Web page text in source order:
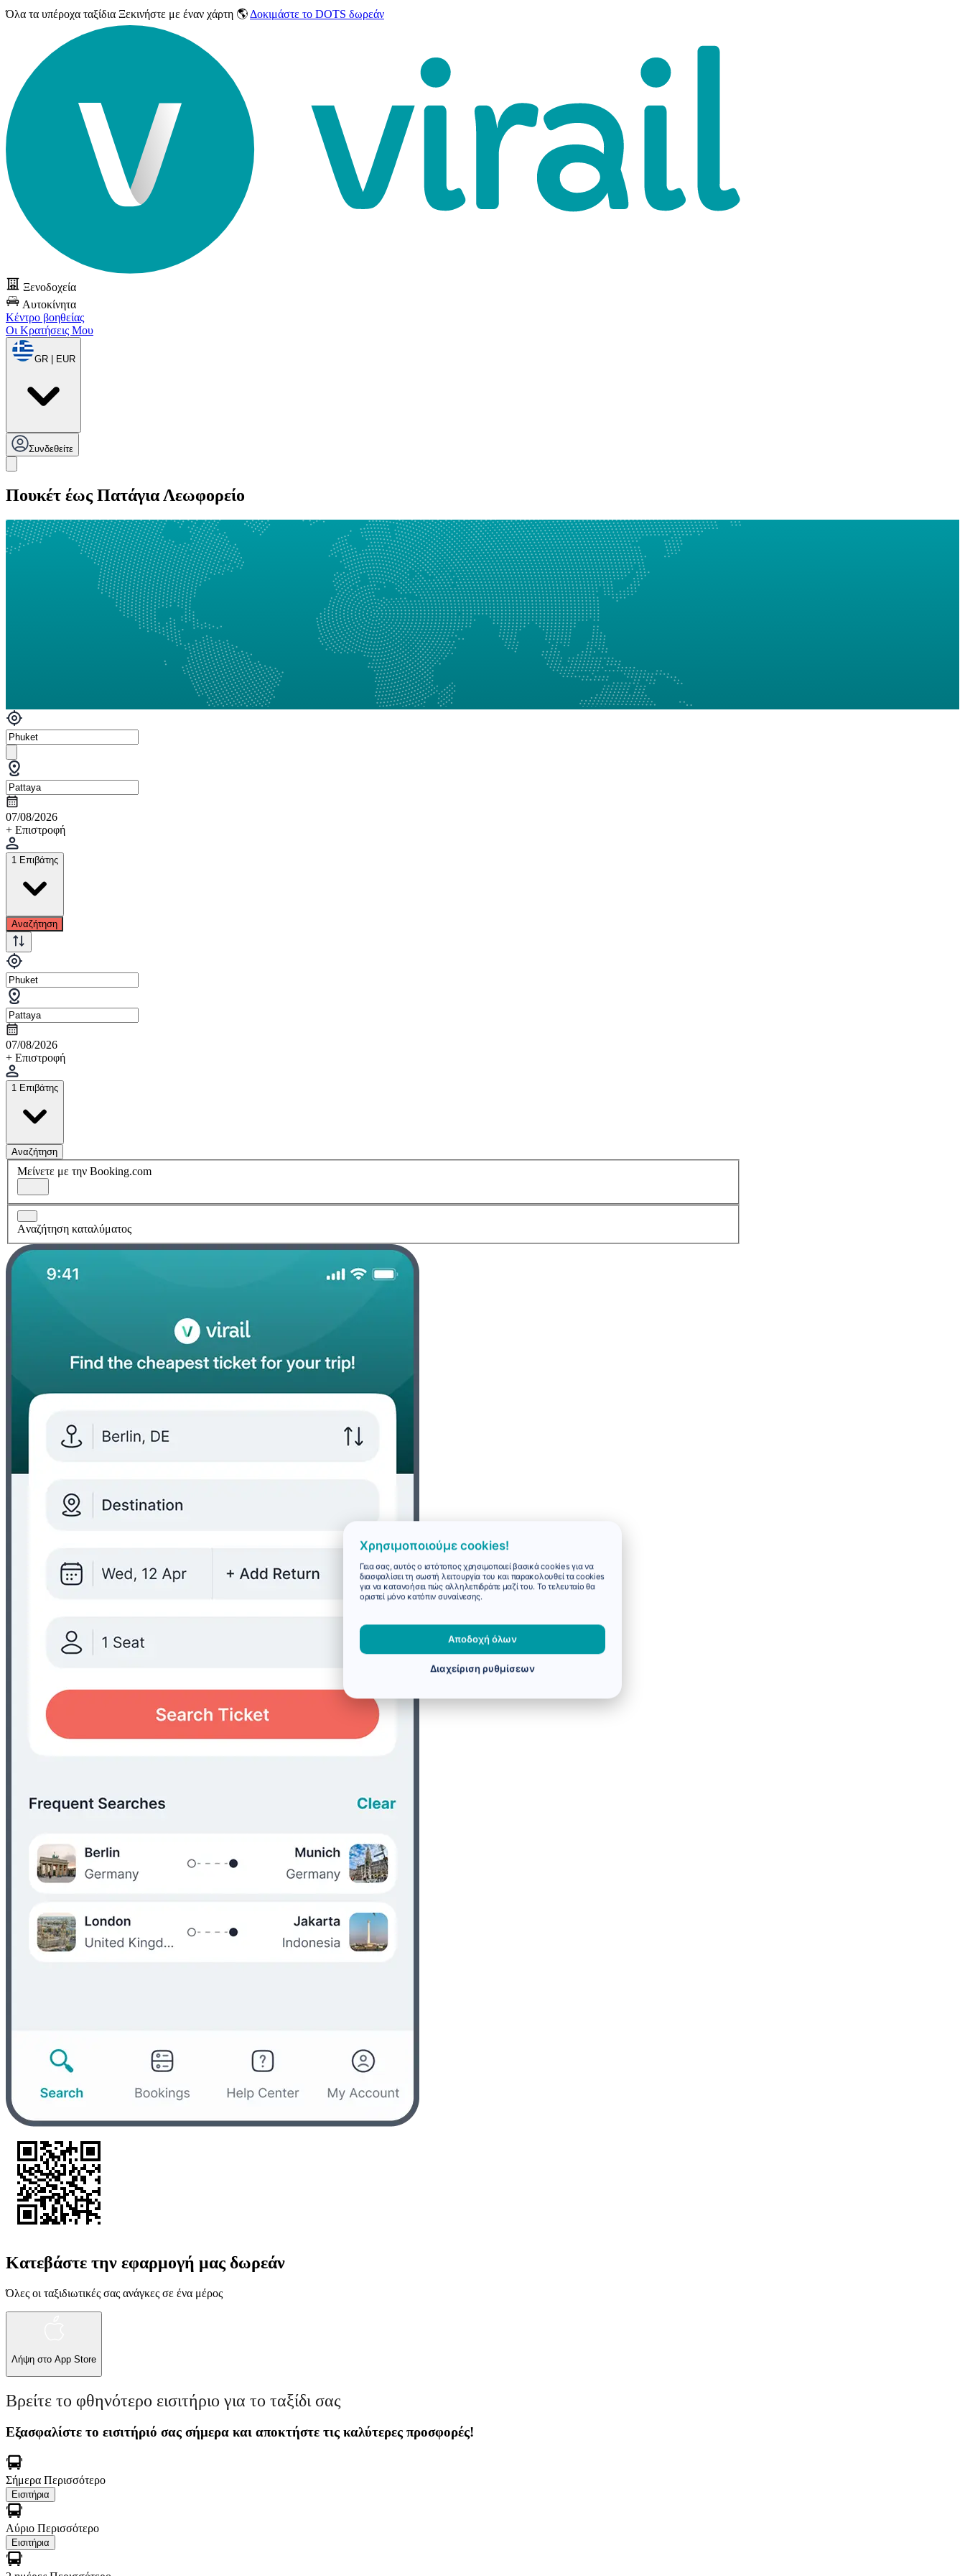
Όλα τα υπέροχα ταξίδια Ξεκινήστε με έναν χάρτη 🌎 Δοκιμάστε το DOTS δωρεάν
Ξενοδοχεία
Αυτοκίνητα
Κέντρο βοηθείας
Οι Κρατήσεις Μου
GR | EUR
Συνδεθείτε
Πουκέτ έως Πατάγια Λεωφορείο
07/08/2026
+ Επιστροφή
1 Επιβάτης
Αναζήτηση
07/08/2026
+ Επιστροφή
1 Επιβάτης
Αναζήτηση
Μείνετε με την Booking.com
Aναζήτηση καταλύματος
Κατεβάστε την εφαρμογή μας δωρεάν
Όλες οι ταξιδιωτικές σας ανάγκες σε ένα μέρος
Λήψη στο App Store
Βρείτε το φθηνότερο εισιτήριο για το ταξίδι σας
Εξασφαλίστε το εισιτήριό σας σήμερα και αποκτήστε τις καλύτερες προσφορές!
Σήμερα Περισσότερο
Εισιτήρια
Αύριο Περισσότερο
Εισιτήρια
Χρησιμοποιούμε cookies!
Γεια σας, αυτός ο ιστότοπος χρησιμοποιεί βασικά cookies για να
διασφαλίσει τη σωστή λειτουργία του και παρακολουθεί τα cookies
για να κατανοήσει πώς αλληλεπιδράτε μαζί του. Το τελευταίο θα
οριστεί μόνο κατόπιν συναίνεσης.
Αποδοχή όλων
Διαχείριση ρυθμίσεων